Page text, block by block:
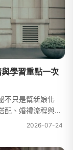
學習重點一次
不只是幫新娘化
配、婚禮流程與現
或已經有彩妝造型
2026-07-24